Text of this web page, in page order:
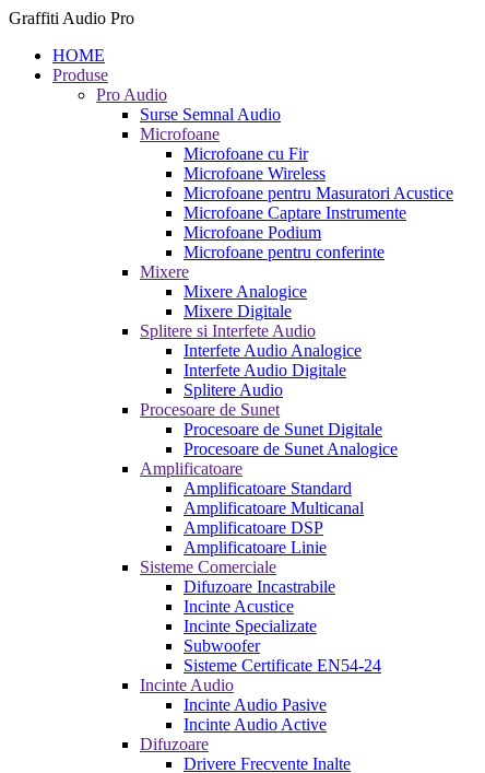
Graffiti Audio Pro
HOME
Produse
Pro Audio
Surse Semnal Audio
Microfoane
Microfoane cu Fir
Microfoane Wireless
Microfoane pentru Masuratori Acustice
Microfoane Captare Instrumente
Microfoane Podium
Microfoane pentru conferinte
Mixere
Mixere Analogice
Mixere Digitale
Splitere si Interfete Audio
Interfete Audio Analogice
Interfete Audio Digitale
Splitere Audio
Procesoare de Sunet
Procesoare de Sunet Digitale
Procesoare de Sunet Analogice
Amplificatoare
Amplificatoare Standard
Amplificatoare Multicanal
Amplificatoare DSP
Amplificatoare Linie
Sisteme Comerciale
Difuzoare Incastrabile
Incinte Acustice
Incinte Specializate
Subwoofer
Sisteme Certificate EN54-24
Incinte Audio
Incinte Audio Pasive
Incinte Audio Active
Difuzoare
Drivere Frecvente Inalte